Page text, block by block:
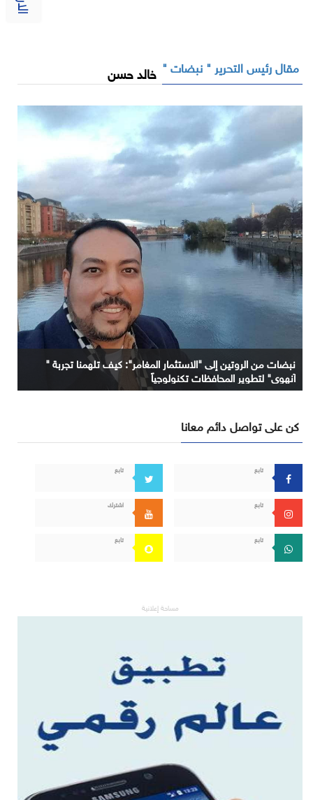
مقال رئيس التحرير " نبضات " خالد حسن
نبضات من الروتين إلى "الاستثمار المغامر": كيف تلهمنا تجربة "
آنهوي" لتطوير المحافظات تكنولوجياً
كن على تواصل دائم معانا
تابع تابع
تابع اشترك
تابع تابع
مساحة إعلانية